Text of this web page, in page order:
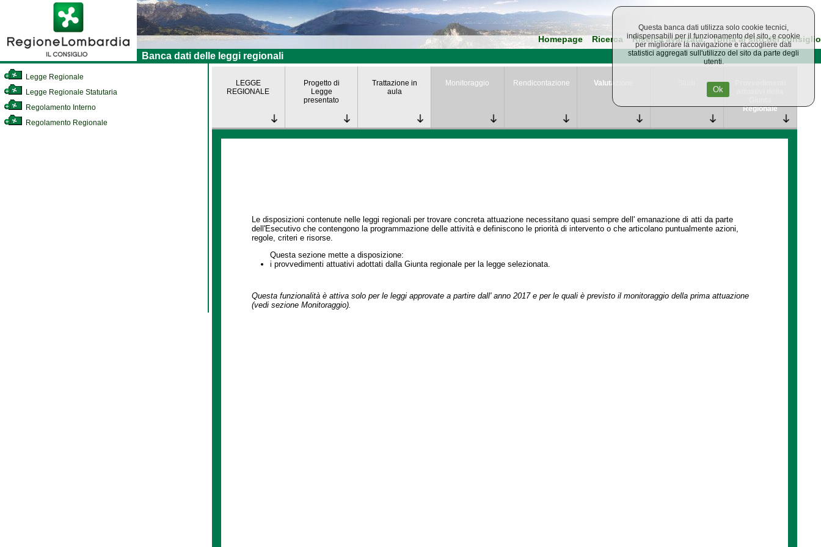
Homepage Ricerca Ricerca avanzata Torna al sito del consiglio
Banca dati delle leggi regionali
Legge Regionale
Legge Regionale Statutaria
Regolamento Interno
Regolamento Regionale
LEGGE
REGIONALE
Progetto di
Legge
presentato
Trattazione in
aula
Monitoraggio Rendicontazione Valutazione
Regionale
Le disposizioni contenute nelle leggi regionali per trovare concreta attuazione necessitano quasi sempre dell' emanazione di atti da parte
dell'Esecutivo che contengono la programmazione delle attività e definiscono le priorità di intervento o che articolano puntualmente azioni,
regole, criteri e risorse.
Questa sezione mette a disposizione:
i provvedimenti attuativi adottati dalla Giunta regionale per la legge selezionata.
Questa funzionalità è attiva solo per le leggi approvate a partire dall' anno 2017 e per le quali è previsto il monitoraggio della prima attuazione
(vedi sezione Monitoraggio).
Questa banca dati utilizza solo cookie tecnici,
indispensabili per il funzionamento del sito, e cookie
per migliorare la navigazione e raccogliere dati
statistici aggregati sull'utilizzo del sito da parte degli
utenti.
Ok